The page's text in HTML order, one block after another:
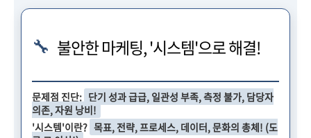
🔧 불안한 마케팅, '시스템'으로 해결!
문제점 진단: 단기 성과 급급, 일관성 부족, 측정 불가, 담당자
의존, 자원 낭비!
'시스템'이란? 목표, 전략, 프로세스, 데이터, 문화의 총체! (도